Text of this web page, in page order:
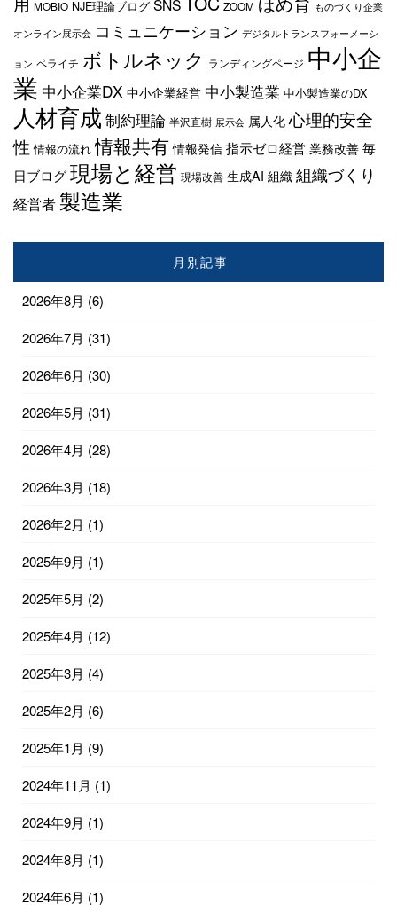
MOBIO NJE理論ブログ SNS ZOOM
ものづくり企業
オンライン展示会 コミュニケーション デジタルトランスフォーメーシ
ョン ペライチ ボトルネック ランディングページ 中小企
業 中小企業DX 中小企業経営 中小製造業 中小製造業のDX
人材育成 制約理論 半沢直樹 展示会 属人化 心理的安全
性 情報の流れ 情報共有 情報発信 指示ゼロ経営 業務改善 毎
日ブログ現場と経営 現場改善 生成AI 組織 組織づくり
経営者 製造業
月別記事
2026年8月 (6)
2026年7月 (31)
2026年6月 (30)
2026年5月 (31)
2026年4月 (28)
2026年3月 (18)
2026年2月 (1)
2025年9月 (1)
2025年5月 (2)
2025年4月 (12)
2025年3月 (4)
2025年2月 (6)
2025年1月 (9)
2024年11月 (1)
2024年9月 (1)
2024年8月 (1)
2024年6月 (1)